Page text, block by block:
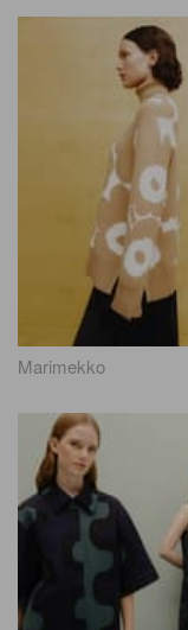
Marimekko